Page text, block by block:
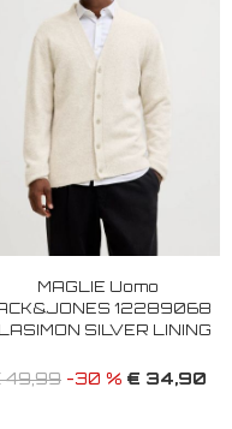
MAGLIE Uomo
12289068
SILVER LINING
49,99 -30 % € 34,90